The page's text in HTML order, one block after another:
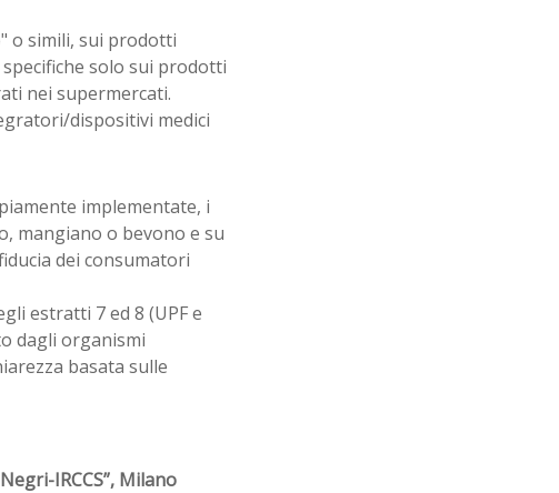
o simili, sui prodotti
solo sui prodotti
nei supermercati.
dispositivi medici
implementate, i
mangiano o bevono e su
dei consumatori
estratti 7 ed 8 (UPF e
dagli organismi
basata sulle
IRCCS”, Milano